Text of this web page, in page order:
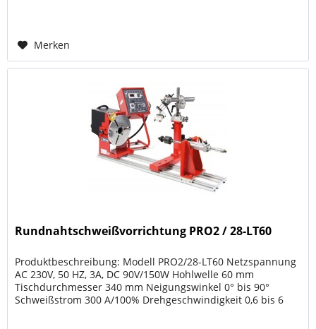
Merken
Rundnahtschweißvorrichtung PRO2 / 28-LT60
Produktbeschreibung: Modell PRO2/28-LT60 Netzspannung
AC 230V, 50 HZ, 3A, DC 90V/150W Hohlwelle 60 mm
Tischdurchmesser 340 mm Neigungswinkel 0° bis 90°
Schweißstrom 300 A/100% Drehgeschwindigkeit 0,6 bis 6